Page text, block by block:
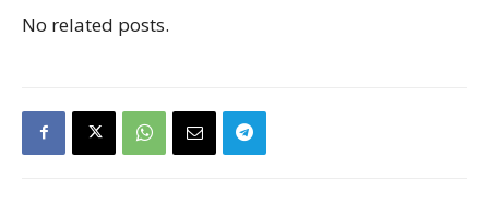
No related posts.